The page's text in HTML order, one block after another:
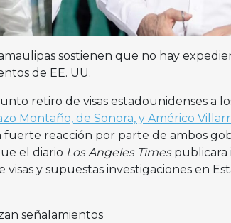
sostienen que no hay
de EE. UU.
retiro de visas estadounidenses a
Montaño, de Sonora, y Américo
reacción por parte de ambos
el diario Los Angeles Times publicara
y supuestas investigaciones en
señalamientos